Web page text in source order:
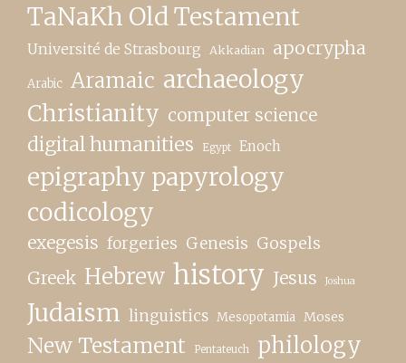
TaNaKh Old Testament
Université de Strasbourg Akkadian apocrypha
Arabic Aramaic archaeology
Christianity computer science
digital humanities Egypt Enoch
epigraphy papyrology
codicology
exegesis forgeries Genesis Gospels
Greek Hebrew history Jesus Joshua
Judaism linguistics Mesopotamia Moses
New Testament Pentateuch philology